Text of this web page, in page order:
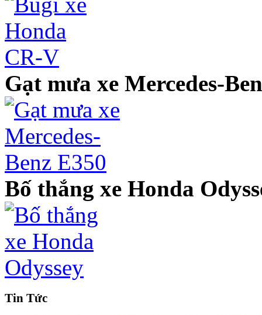
Gạt mưa xe Mercedes-
Bố thắng xe Honda
Tin Tức